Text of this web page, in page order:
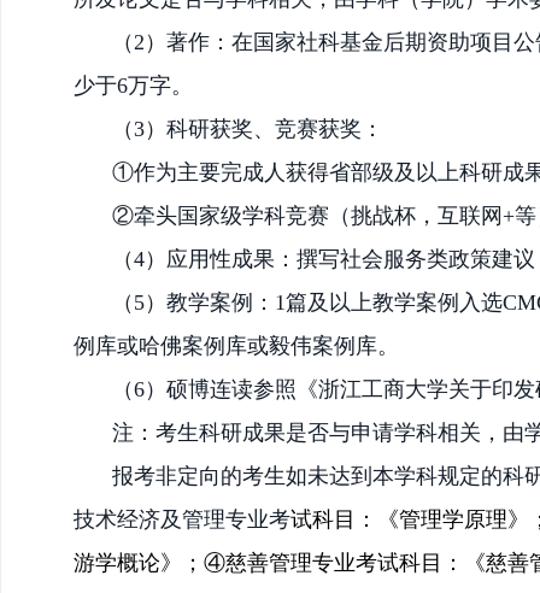
（2）著作：在国家社科基金后期资助项目
少于6万字。
（3）科研获奖、竞赛获奖：
①作为主要完成人获得省部级及以上科研成
②牵头国家级学科竞赛（挑战杯，互联网+
（4）应用性成果：撰写社会服务类政策建
（ 5）教学案例：1篇及以上教学案例入选
例库或哈佛案例库或毅伟案例库。
（6）硕博连读参照《浙江工商大学关于印
注：考生科研成果是否与申请学科相关，由
报考非定向的考生如未达到本学科规定的科
技术经济及管理专业考试科目： 《管理学原理》
游学概论》 ； ④慈善管理专业考试科目： 《慈善